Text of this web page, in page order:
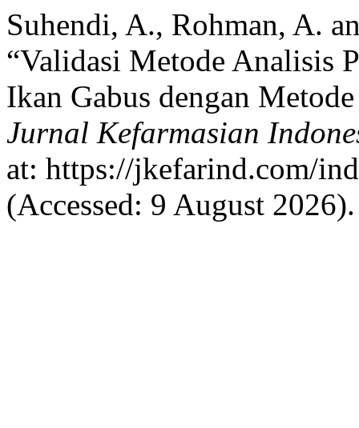
Suhendi, A., Rohman, A.
“Validasi Metode Analisis
Ikan Gabus dengan
Jurnal Kefarmasian
at: https://jkefarind.com/
(Accessed: 9 August 2026).